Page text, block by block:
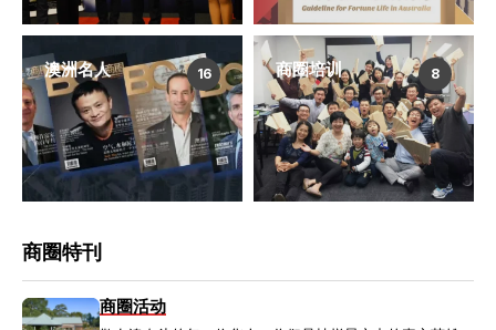
澳洲名人 16 商圈培训 8
商圈特刊
商圈活动